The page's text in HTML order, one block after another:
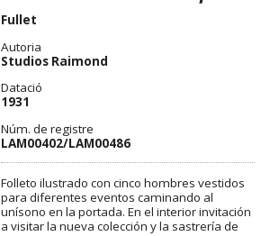
Fullet
Autoria
Studios Raimond
Datació
1931
Núm. de registre
LAM00402/LAM00486
Folleto ilustrado con cinco hombres vestidos
para diferentes eventos caminando al
unísono en la portada. En el interior invitación
a visitar la nueva colección y la sastrería de